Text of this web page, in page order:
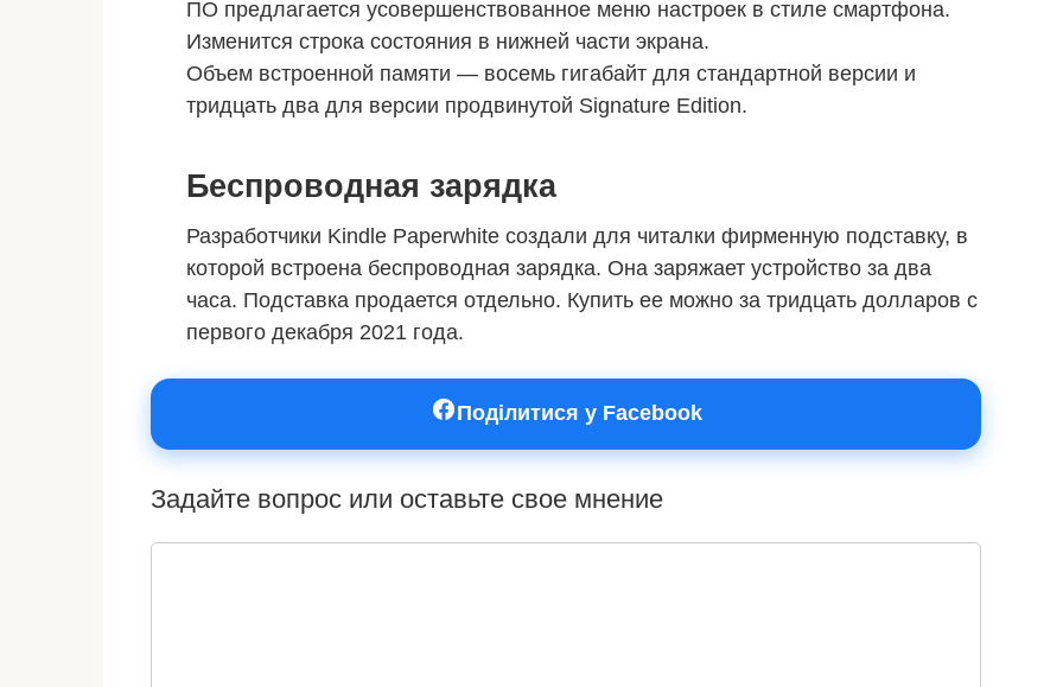
ПО предлагается усовершенствованное меню настроек в стиле смартфона.
Изменится строка состояния в нижней части экрана.
Объем встроенной памяти — восемь гигабайт для стандартной версии и
тридцать два для версии продвинутой Signature Edition.
Беспроводная зарядка
Разработчики Kindle Paperwhite создали для читалки фирменную подставку, в
которой встроена беспроводная зарядка. Она заряжает устройство за два
часа. Подставка продается отдельно. Купить ее можно за тридцать долларов с
первого декабря 2021 года.
Поділитися у Facebook
Задайте вопрос или оставьте свое мнение